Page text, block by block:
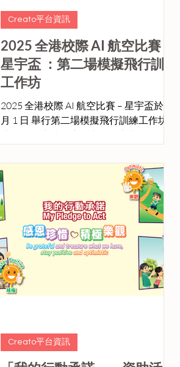
2025 全港校際 AI 航空比賽 —
星宇盃 ：第二場模擬飛行訓練
工作坊
2025 全港校際 AI 航空比賽 – 星宇盃於 11
月 1 日 舉行第二場模擬飛行訓練工作坊，
此次工作坊旨在讓學生透過專業飛行模擬
能力。
Creato平台資訊
Creato平台資訊